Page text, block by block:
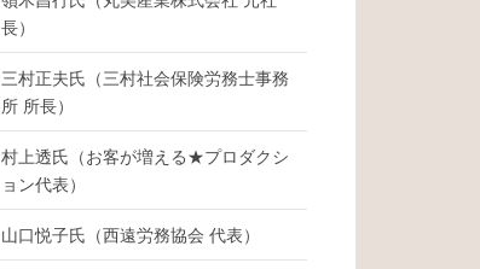
長）
三村正夫氏（三村社会保険労務士事務
所 所長）
村上透氏（お客が増える★プロダクシ
ョン代表）
山口悦子氏（西遠労務協会 代表）